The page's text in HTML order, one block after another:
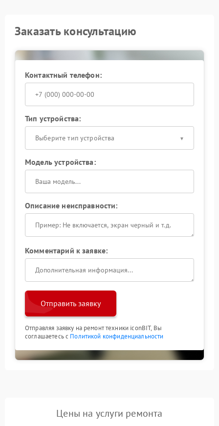
Заказать консультацию
Контактный телефон:
Тип устройства:
Выберите тип устройства
Модель устройства:
Описание неисправности:
Комментарий к заявке:
Отправить заявку
Отправляя заявку на ремонт техники iconBIT, Вы
соглашаетесь с Политикой конфиденциальности
Цены на услуги ремонта